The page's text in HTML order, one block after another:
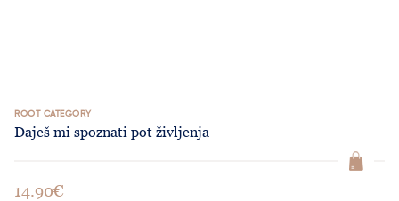
ROOT CATEGORY
Daješ mi spoznati pot življenja
14.90€